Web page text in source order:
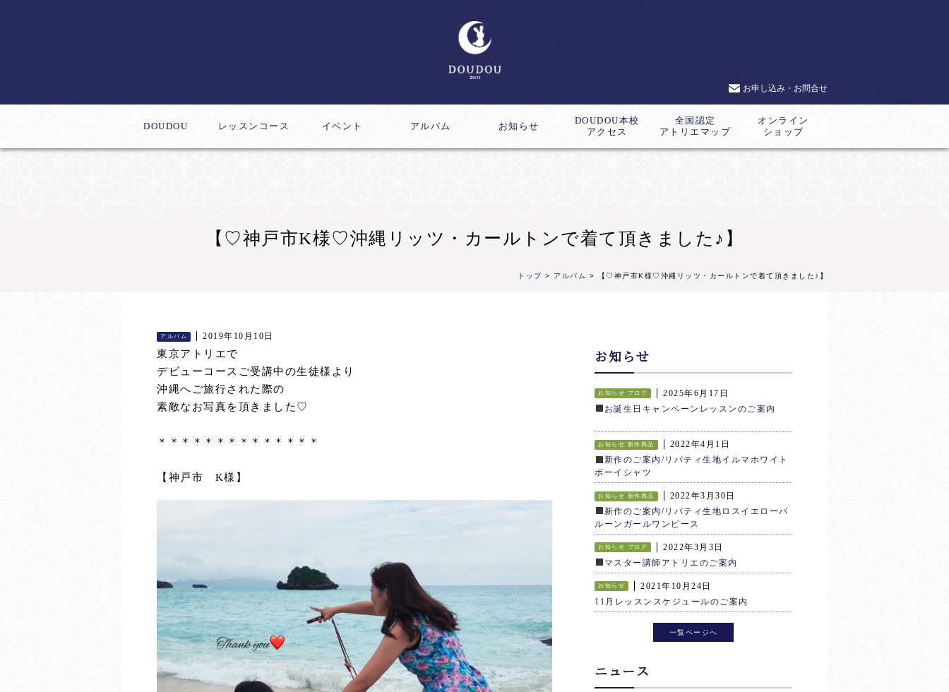
お申し込み・お問合せ
DOUDOU レッスンコース イベント アルバム お知らせ
DOUDOU本校
アクセス
全国認定
アトリエマップ
オンライン
ショップ
【♡神戸市K様♡沖縄リッツ・カールトンで着て頂きました♪】
トップ > アルバム > 【♡神戸市K様♡沖縄リッツ・カールトンで着て頂きました♪】
アルバム 2019年10月10日
東京アトリエで
デビューコースご受講中の生徒様より
沖縄へご旅行された際の
素敵なお写真を頂きました♡
＊＊＊＊＊＊＊＊＊＊＊＊＊＊
【神戸市 K様】
お知らせ
お知らせ ブログ
2025年6月17日
お誕生日キャンペーンレッスンのご案内
お知らせ 新作商品
2022年4月1日
新作のご案内/リバティ生地イルマホワイト
ボーイシャツ
お知らせ 新作商品
2022年3月30日
新作のご案内/リバティ生地ロスイエローバ
ルーンガールワンピース
お知らせ ブログ
2022年3月3日
マスター講師アトリエのご案内
お知らせ
2021年10月24日
11月レッスンスケジュールのご案内
一覧ページへ
ニュース